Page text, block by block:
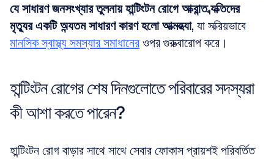
যে সাধারণ জনসংখ্যার তুলনায় হান্টিংটন রোগে আক্রান্ত ব্যক্তিদের
মৃত্যুর একটি অন্যতম সাধারণ কারণ হলো আত্মহত্যা
মানসিক স্বাস্থ্য সমস্যার সমাধানের ওপর গুরুত্বারোপ করে।
হান্টিংটন রোগের শেষ দিনগুলোতে পরিবারের সদস্যরা
কী আশা করতে পারেন?
হান্টিংটন রোগ বাড়ার সাথে সাথে সেবার ফোকাস প্রায়শই পরিবর্তিত